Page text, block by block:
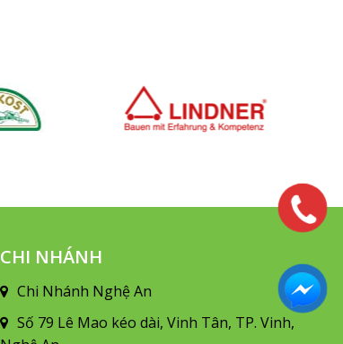
CHI NHÁNH
Chi Nhánh Nghệ An
Số 79 Lê Mao kéo dài, Vinh Tân, TP. Vinh,